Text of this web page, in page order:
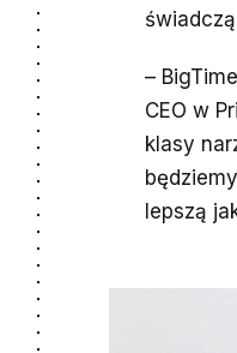
–
CEO w
klasy
lepszą